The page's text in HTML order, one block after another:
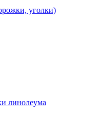
уголки)
линолеума